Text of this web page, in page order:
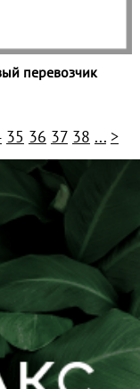
перевозчик
35 36 37 38 ... >